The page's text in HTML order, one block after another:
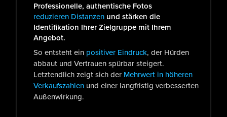
Professionelle, authentische Fotos
reduzieren Distanzen und stärken die
Identifikation Ihrer Zielgruppe mit Ihrem
Angebot.
So entsteht ein positiver Eindruck, der Hürden
abbaut und Vertrauen spürbar steigert.
Letztendlich zeigt sich der Mehrwert in höheren
Verkaufszahlen und einer langfristig verbesserten
Außenwirkung.